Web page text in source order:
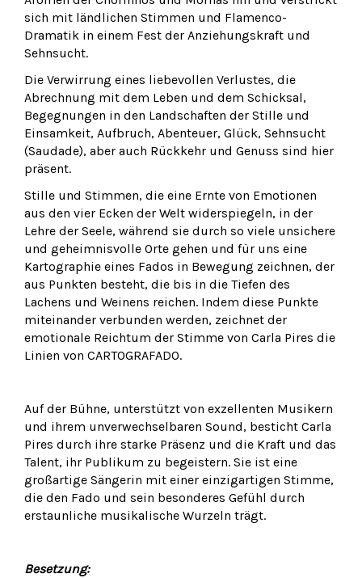
sich mit ländlichen Stimmen und Flamenco-
Dramatik in einem Fest der Anziehungskraft und
Sehnsucht.
Die Verwirrung eines liebevollen Verlustes, die
Abrechnung mit dem Leben und dem Schicksal,
Begegnungen in den Landschaften der Stille und
Einsamkeit, Aufbruch, Abenteuer, Glück, Sehnsucht
(Saudade), aber auch Rückkehr und Genuss sind hier
präsent.
Stille und Stimmen, die eine Ernte von Emotionen
aus den vier Ecken der Welt widerspiegeln, in der
Lehre der Seele, während sie durch so viele unsichere
und geheimnisvolle Orte gehen und für uns eine
Kartographie eines Fados in Bewegung zeichnen, der
aus Punkten besteht, die bis in die Tiefen des
Lachens und Weinens reichen. Indem diese Punkte
miteinander verbunden werden, zeichnet der
emotionale Reichtum der Stimme von Carla Pires die
Linien von CARTOGRAFADO.
Auf der Bühne, unterstützt von exzellenten Musikern
und ihrem unverwechselbaren Sound, besticht Carla
Pires durch ihre starke Präsenz und die Kraft und das
Talent, ihr Publikum zu begeistern. Sie ist eine
großartige Sängerin mit einer einzigartigen Stimme,
die den Fado und sein besonderes Gefühl durch
erstaunliche musikalische Wurzeln trägt.
Besetzung: